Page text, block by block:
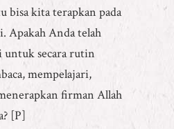
bisa kita terapkan pada
Apakah Anda telah
untuk secara rutin
mempelajari,
firman Allah
[P]